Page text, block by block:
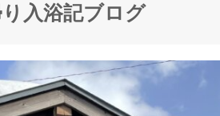
り入浴記ブログ